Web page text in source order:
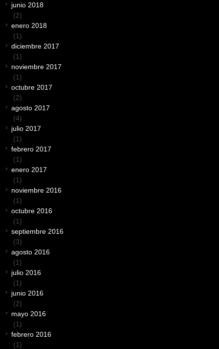
junio 2018
(2)
enero 2018
(1)
diciembre 2017
(1)
noviembre 2017
(1)
octubre 2017
(2)
agosto 2017
(4)
julio 2017
(1)
febrero 2017
(1)
enero 2017
(1)
noviembre 2016
(1)
octubre 2016
(1)
septiembre 2016
(3)
agosto 2016
(1)
julio 2016
(1)
junio 2016
(2)
mayo 2016
(1)
febrero 2016
(1)